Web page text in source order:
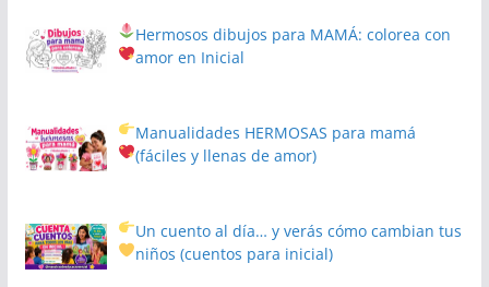
Hermosos dibujos para MAMÁ: colorea con
amor en Inicial
Manualidades HERMOSAS para mamá
(fáciles y llenas de amor)
Un cuento al día… y verás cómo cambian tus
niños(cuentos para inicial)